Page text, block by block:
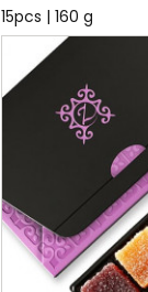
15pcs | 160 g